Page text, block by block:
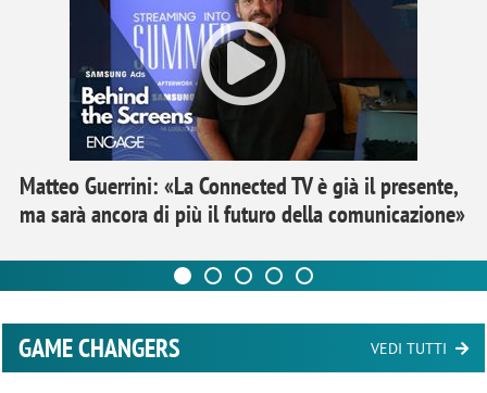
Matteo Guerrini: «La Connected TV è già il presente,
ma sarà ancora di più il futuro della comunicazione»
GAME CHANGERS VEDI TUTTI